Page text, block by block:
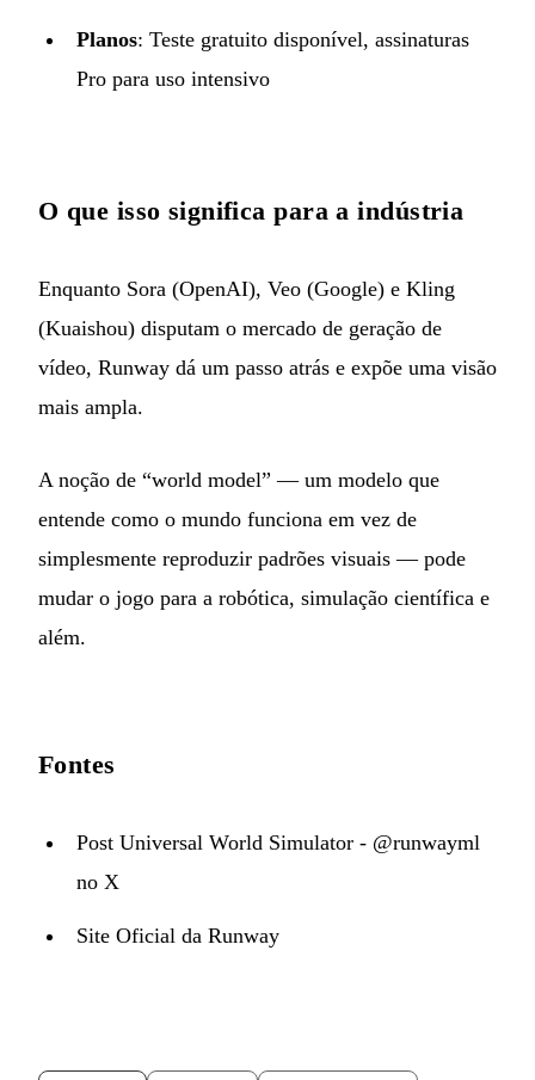
Planos: Teste gratuito disponível, assinaturas
Pro para uso intensivo
O que isso significa para a indústria
Enquanto Sora (OpenAI), Veo (Google) e Kling
(Kuaishou) disputam o mercado de geração de
vídeo, Runway dá um passo atrás e expõe uma visão
mais ampla.
A noção de “world model” — um modelo que
entende como o mundo funciona em vez de
simplesmente reproduzir padrões visuais — pode
mudar o jogo para a robótica, simulação científica e
além.
Fontes
Post Universal World Simulator - @runwayml
no X
Site Oficial da Runway